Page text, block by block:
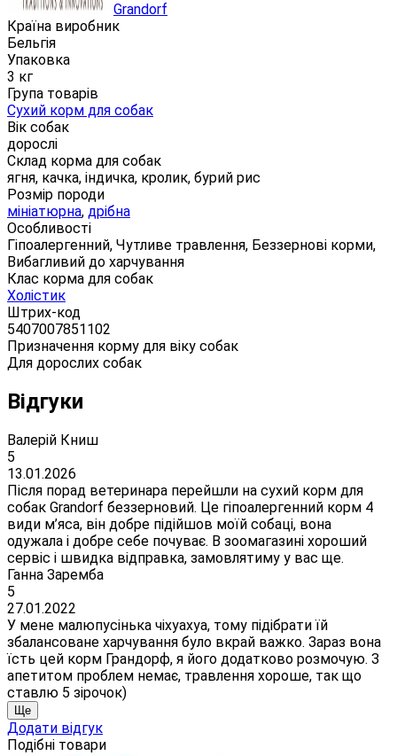
Grandorf
Країна виробник
Бельгія
Упаковка
3 кг
Група товарів
Сухий корм для собак
Вік собак
дорослі
Склад корма для собак
ягня, качка, індичка, кролик, бурий рис
Розмір породи
мініатюрна, дрібна
Особливості
Гіпоалергенний, Чутливе травлення, Беззернові корми,
Вибагливий до харчування
Клас корма для собак
Холістик
Штрих-код
5407007851102
Призначення корму для віку собак
Для дорослих собак
Відгуки
Валерій Книш
5
13.01.2026
Після порад ветеринара перейшли на сухий корм для
собак Grandorf беззерновий. Це гіпоалергенний корм 4
види м’яса, він добре підійшов моїй собаці, вона
одужала і добре себе почуває. В зоомагазині хороший
сервіс і швидка відправка, замовлятиму у вас ще.
Ганна Заремба
5
27.01.2022
У мене малюпусінька чіхуахуа, тому підібрати їй
збалансоване харчування було вкрай важко. Зараз вона
їсть цей корм Грандорф, я його додатково розмочую. З
апетитом проблем немає, травлення хороше, так що
ставлю 5 зірочок)
Ще
Додати відгук
Подібні товари